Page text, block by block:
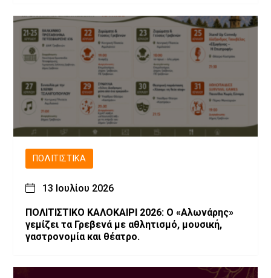
ΠΟΛΙΤΙΣΤΙΚΆ
13 Ιουλίου 2026
ΠΟΛΙΤΙΣΤΙΚΟ ΚΑΛΟΚΑΙΡΙ 2026: Ο «Αλωνάρης»
γεμίζει τα Γρεβενά με αθλητισμό, μουσική,
γαστρονομία και θέατρο.